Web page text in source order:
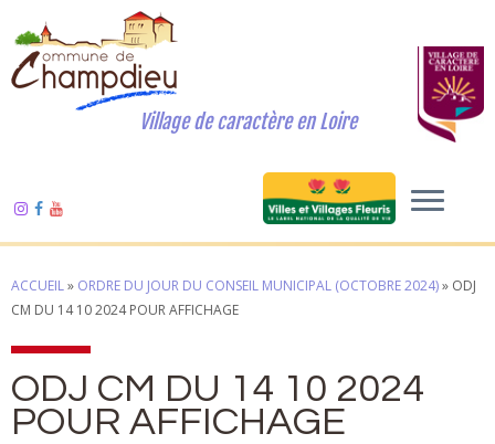
Village de caractère en Loire
ACCUEIL» ORDRE DU JOUR DU CONSEIL MUNICIPAL (OCTOBRE 2024)» ODJ
CM DU 14 10 2024 POUR AFFICHAGE
ODJ CM DU 14 10 2024
POUR AFFICHAGE